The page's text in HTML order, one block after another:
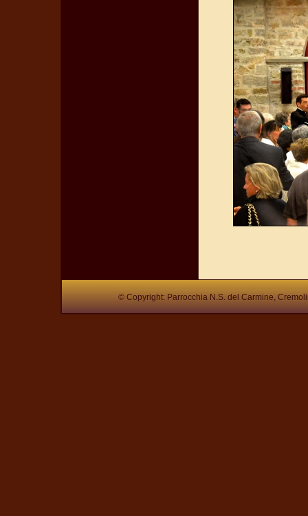
© Copyright: Parrocchia N.S. del Carmine,